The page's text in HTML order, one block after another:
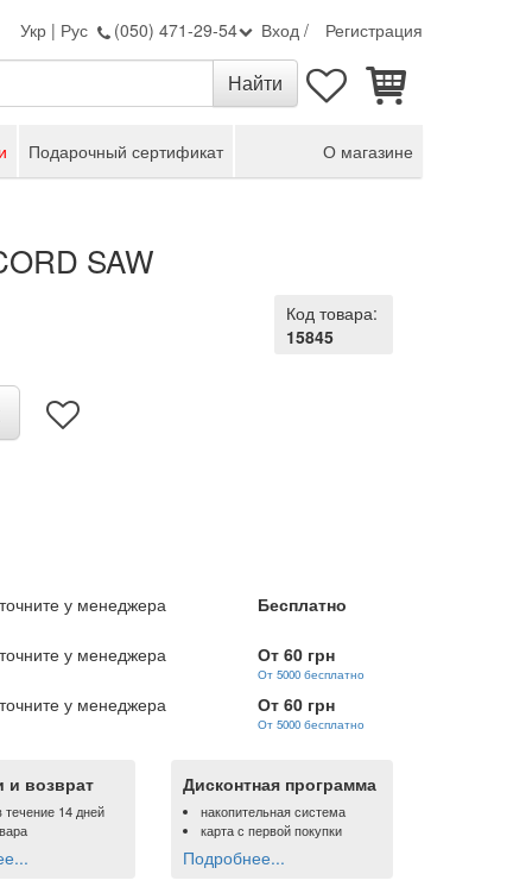
Укр | Рус (050) 471-29-54 Вход / Регистрация
Подарочный сертификат О магазине
SAW
Код товара:
15845
у менеджера Бесплатно
у менеджера От 60 грн
От 5000 бесплатно
у менеджера От 60 грн
От 5000 бесплатно
и возврат
течение 14 дней
Дисконтная программа
накопительная система
карта с первой покупки
Подробнее...